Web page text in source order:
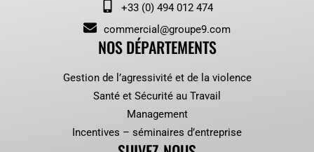
+33 (0) 494 012 474
commercial@groupe9.com
NOS DÉPARTEMENTS
Gestion de l’agressivité et de la violence
Santé et Sécurité au Travail
Management
Incentives – séminaires d’entreprise